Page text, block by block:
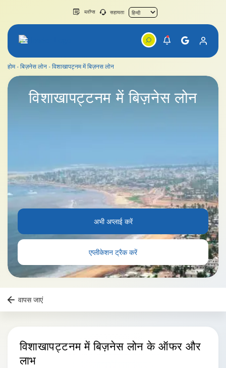
ब्लॉग्स सहायता
होम बिज़नेस लोन विशाखापट्नम में बिज़नस लोन
विशाखापट्टनम में बिज़नेस लोन
विशाखापट्नम में बिज़नस लोन
अभी अप्लाई करें
एप्लीकेशन ट्रैक करें
वापस जाएं
विशाखापट्टनममें बिज़नेस लोन के ऑफर और
लाभ